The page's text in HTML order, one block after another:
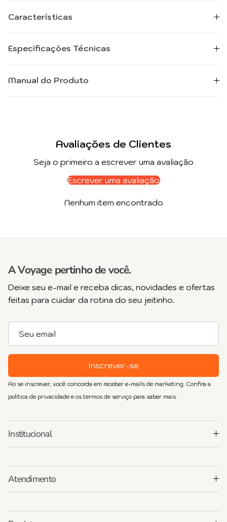
Características
Especificações Técnicas
Manual do Produto
Avaliações de Clientes
Seja o primeiro a escrever uma avaliação
Escrever uma avaliação
Nenhum item encontrado
A Voyage pertinho de você.
Deixe seu e-mail e receba dicas, novidades e ofertas
feitas para cuidar da rotina do seu jeitinho.
Inscrever-se
Ao se inscrever, você concorda em receber e-mails de marketing. Confira a
política de privacidade e os termos de serviço para saber mais.
Institucional
Atendimento